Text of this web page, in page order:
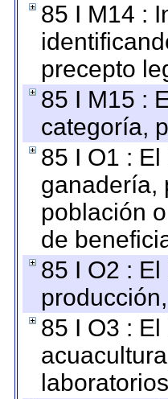
85 I M14 :
precepto
85 I M15 :
categoría,
85 I O1 :
ganadería,
población
de
85 I O2 :
85 I O3 :